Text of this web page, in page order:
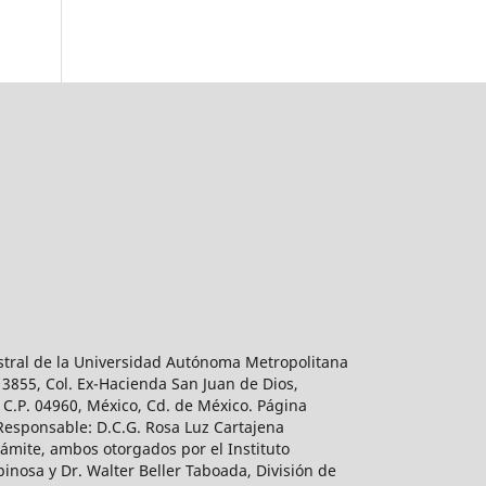
de la Universidad Autónoma Metropolitana
Col. Ex-Hacienda San Juan de Dios,
04960, México, Cd. de México. Página
D.C.G. Rosa Luz Cartajena
ambos otorgados por el Instituto
y Dr. Walter Beller Taboada, División de